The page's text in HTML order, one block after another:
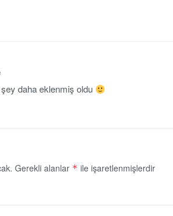
daha eklenmiş oldu
Gerekli alanlar * ile işaretlenmişlerdir